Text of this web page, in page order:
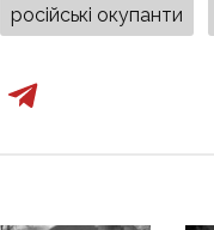
російські окупанти